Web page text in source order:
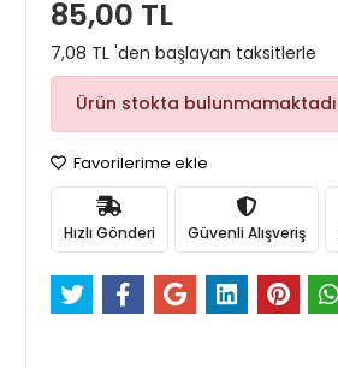
85,00 TL
7,08 TL 'den başlayan taksitlerle
Ürün stokta
Favorilerime ekle
Hızlı Gönderi Güvenli Alışveriş